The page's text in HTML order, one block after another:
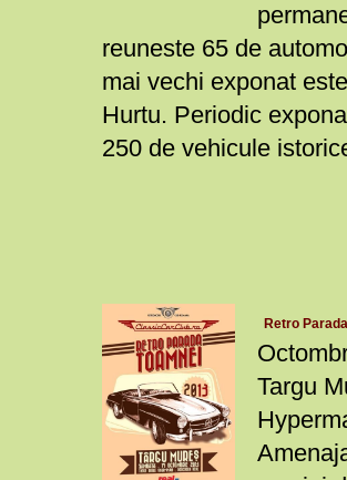
reuneste 65 de
mai vechi exponat
Hurtu. Periodic
250 de vehicule
Retro
Targu